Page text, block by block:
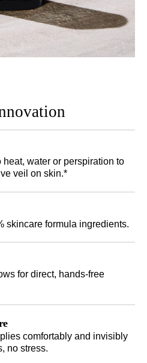
water or perspiration to
veil on skin.*
skincare formula ingredients.
for direct, hands-free
comfortably and invisibly
no stress.